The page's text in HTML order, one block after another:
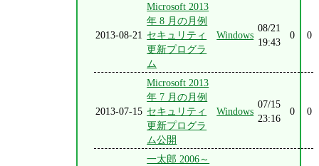
2013-08-21
Microsoft 2013
年 8 月の月例
セキュリティ
更新プログラ
ム
Windows
08/21
19:43
0 0
2013-07-15
Microsoft 2013
年 7 月の月例
セキュリティ
更新プログラ
ム公開
Windows
07/15
23:16
0 0
一太郎 2006～